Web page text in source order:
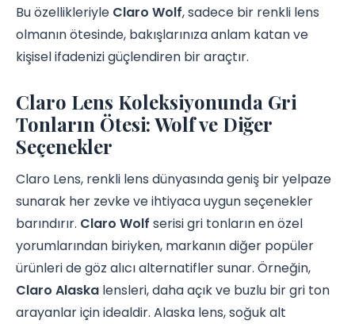
Bu özellikleriyle Claro Wolf, sadece bir renkli lens
olmanın ötesinde, bakışlarınıza anlam katan ve
kişisel ifadenizi güçlendiren bir araçtır.
Claro Lens Koleksiyonunda Gri
Tonların Ötesi: Wolf ve Diğer
Seçenekler
Claro Lens, renkli lens dünyasında geniş bir yelpaze
sunarak her zevke ve ihtiyaca uygun seçenekler
barındırır. Claro Wolf serisi gri tonların en özel
yorumlarından biriyken, markanın diğer popüler
ürünleri de göz alıcı alternatifler sunar. Örneğin,
Claro Alaska lensleri, daha açık ve buzlu bir gri ton
arayanlar için idealdir. Alaska lens, soğuk alt